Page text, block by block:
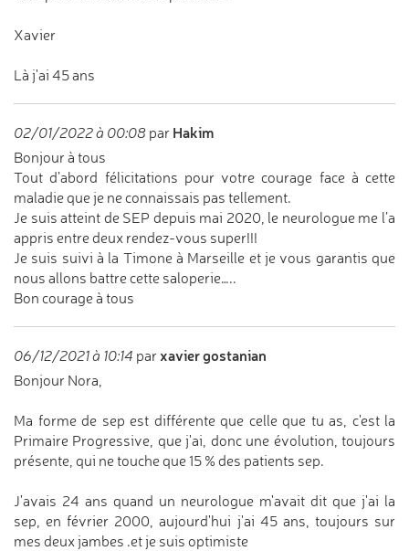
Xavier
Là j'ai 45 ans
02/01/2022 à 00:08 par Hakim
Bonjour à tous
Tout d’abord félicitations pour votre courage face à cette
maladie que je ne connaissais pas tellement.
Je suis atteint de SEP depuis mai 2020, le neurologue me l’a
appris entre deux rendez-vous super!!!
Je suis suivi à la Timone à Marseille et je vous garantis que
nous allons battre cette saloperie…..
Bon courage à tous
06/12/2021 à 10:14 par xavier gostanian
Bonjour Nora,
Ma forme de sep est différente que celle que tu as, c'est la
Primaire Progressive, que j'ai, donc une évolution, toujours
présente, qui ne touche que 15 % des patients sep.
J'avais 24 ans quand un neurologue m'avait dit que j'ai la
sep, en février 2000, aujourd'hui j'ai 45 ans, toujours sur
mes deux jambes .et je suis optimiste